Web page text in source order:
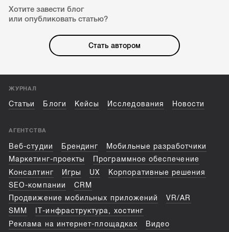
Хотите завести блог
или опубликовать статью?
Стать автором
ЖУРНАЛ
Статьи Блоги Кейсы Исследования Новости
АГЕНТСТВА
Веб-студии Брендинг
Мобильные разработчики
Маркетинг-проекты
Программное обеспечение
Консалтинг
Игры UX
Корпоративные решения
SEO-компании
CRM
Продвижение мобильных приложений
VR/AR
SMM
IT-инфраструктура, хостинг
Реклама на интернет-площадках
Видео